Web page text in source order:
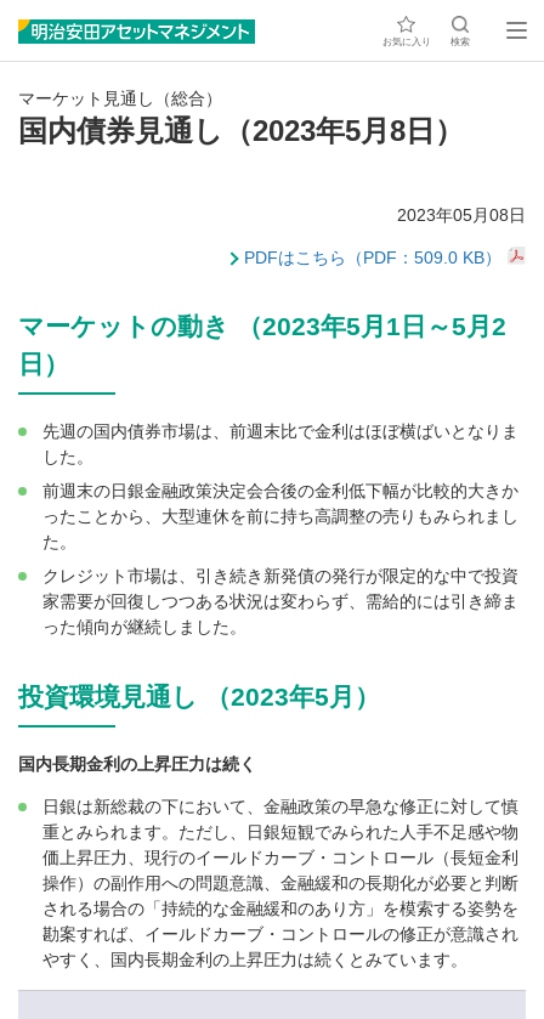
お気に入り 検索
マーケット見通し（総合）
国内債券見通し（2023年5月8日）
2023年05月08日
PDFはこちら（PDF：509.0 KB）
マーケットの動き （2023年5月1日～5月2
日）
先週の国内債券市場は、前週末比で金利はほぼ横ばいとなりま
した。
前週末の日銀金融政策決定会合後の金利低下幅が比較的大きか
ったことから、大型連休を前に持ち高調整の売りもみられまし
た。
クレジット市場は、引き続き新発債の発行が限定的な中で投資
家需要が回復しつつある状況は変わらず、需給的には引き締ま
った傾向が継続しました。
投資環境見通し （2023年5月）
国内長期金利の上昇圧力は続く
日銀は新総裁の下において、金融政策の早急な修正に対して慎
重とみられます。ただし、日銀短観でみられた人手不足感や物
価上昇圧力、現行のイールドカーブ・コントロール（長短金利
操作）の副作用への問題意識、金融緩和の長期化が必要と判断
される場合の「持続的な金融緩和のあり方」を模索する姿勢を
勘案すれば、イールドカーブ・コントロールの修正が意識され
やすく、国内長期金利の上昇圧力は続くとみています。